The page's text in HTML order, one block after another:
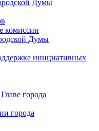
Думы
комиссии
Думы
инициативных
города
города